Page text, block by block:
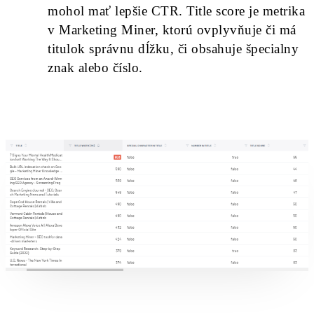
mohol mať lepšie CTR. Title score je metrika
v Marketing Miner, ktorú ovplyvňuje či má
titulok správnu dĺžku, či obsahuje špecialny
znak alebo číslo.